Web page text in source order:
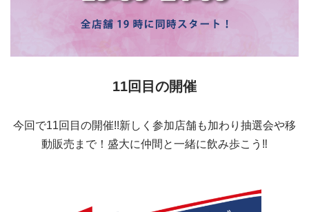
11回目の開催
今回で11回目の開催!!新しく参加店舗も加わり抽選会や移
動販売まで！盛大に仲間と一緒に飲み歩こう‼